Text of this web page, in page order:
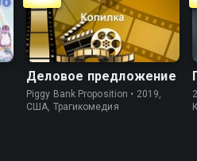
Деловое предложение
Piggy Bank Proposition • 2019,
США, Трагикомедия